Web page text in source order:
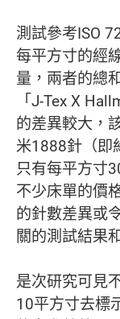
測試參考ISO
每平方寸的經
量，兩者的總
「J-Tex X
的差異較大，
米1888針（即
只有每平方寸
不少床單的價
的針數差異或
關的測試結果
是次研究可見
10平方寸去標